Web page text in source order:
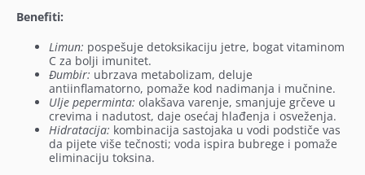
Benefiti:
Limun: pospešuje detoksikaciju jetre, bogat vitaminom
C za bolji imunitet.
Đumbir: ubrzava metabolizam, deluje
antiinflamatorno, pomaže kod nadimanja i mučnine.
Ulje peperminta: olakšava varenje, smanjuje grčeve u
crevima i nadutost, daje osećaj hlađenja i osveženja.
Hidratacija: kombinacija sastojaka u vodi podstiče vas
da pijete više tečnosti; voda ispira bubrege i pomaže
eliminaciju toksina.